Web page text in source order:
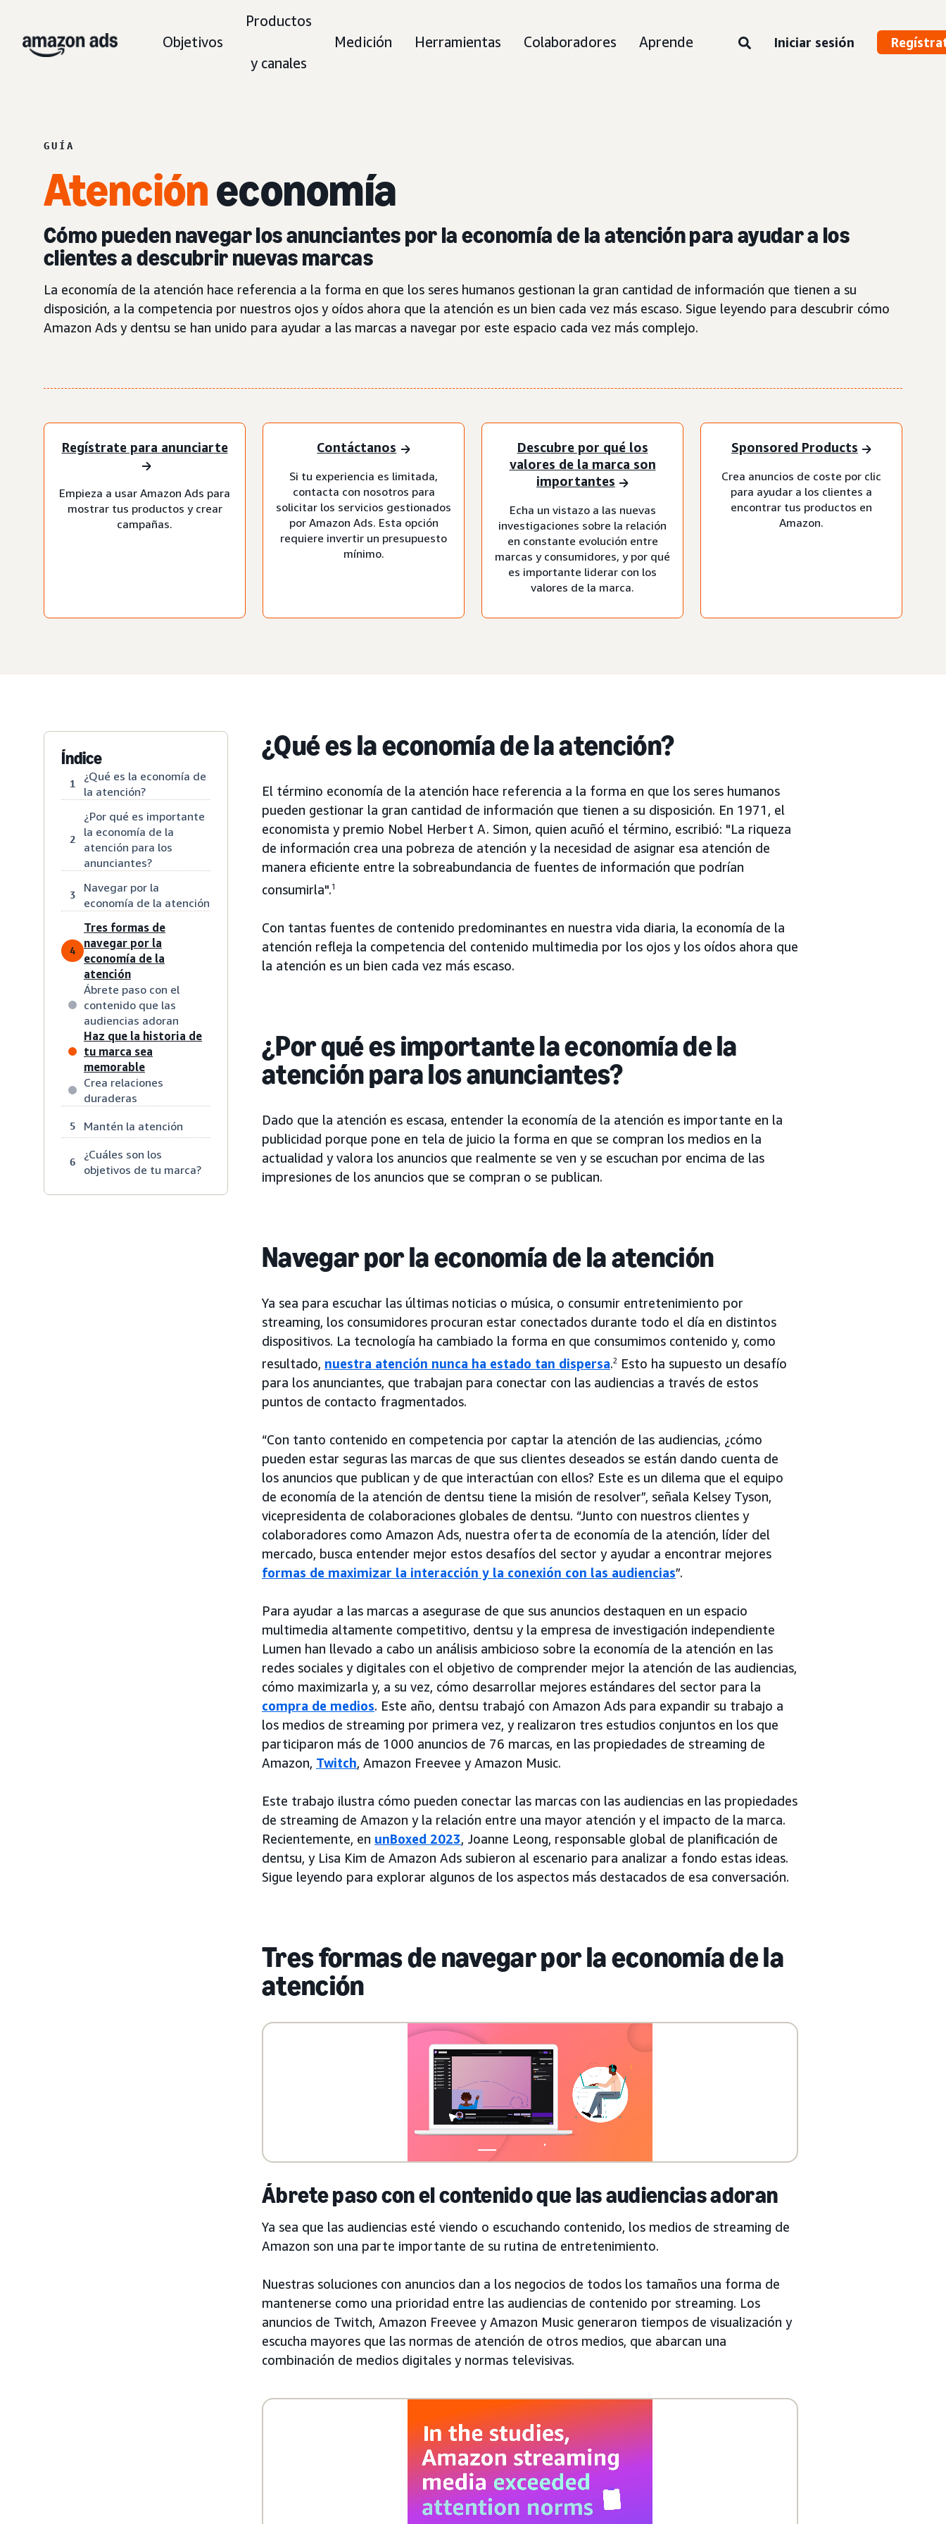
Objetivos
Productos
y canales
Medición Herramientas Colaboradores Aprende Iniciar sesión
GUÍA
Atencióneconomía
Cómo pueden navegar los anunciantes por la economía de la atención para ayudar a los
clientes a descubrir nuevas marcas
La economía de la atención hace referencia a la forma en que los seres humanos gestionan la gran cantidad de información que tienen a su
disposición, a la competencia por nuestros ojos y oídos ahora que la atención es un bien cada vez más escaso. Sigue leyendo para descubrir cómo
Amazon Ads y dentsu se han unido para ayudar a las marcas a navegar por este espacio cada vez más complejo.
Regístrate para anunciarte
Empieza a usar Amazon Ads para
mostrar tus productos y crear
campañas.
Contáctanos
Si tu experiencia es limitada,
contacta con nosotros para
solicitar los servicios gestionados
por Amazon Ads. Esta opción
requiere invertir un presupuesto
mínimo.
Descubre por qué los
valores de la marca son
importantes
Echa un vistazo a las nuevas
investigaciones sobre la relación
en constante evolución entre
marcas y consumidores, y por qué
es importante liderar con los
valores de la marca.
Sponsored Products
Crea anuncios de coste por clic
para ayudar a los clientes a
encontrar tus productos en
Amazon.
Índice
1
¿Qué es la economía de
la atención?
2
¿Por qué es importante
la economía de la
atención para los
anunciantes?
3
Navegar por la
economía de la atención
4
Tres formas de
navegar por la
economía de la
atención
Ábrete paso con el
contenido que las
audiencias adoran
Haz que la historia de
tu marca sea
memorable
Crea relaciones
duraderas
5 Mantén la atención
6
¿Cuáles son los
objetivos de tu marca?
¿Qué es la economía de la atención?
El término economía de la atención hace referencia a la forma en que los seres humanos
pueden gestionar la gran cantidad de información que tienen a su disposición. En 1971, el
economista y premio Nobel Herbert A. Simon, quien acuñó el término, escribió: "La riqueza
de información crea una pobreza de atención y la necesidad de asignar esa atención de
manera eficiente entre la sobreabundancia de fuentes de información que podrían
consumirla".1
Con tantas fuentes de contenido predominantes en nuestra vida diaria, la economía de la
atención refleja la competencia del contenido multimedia por los ojos y los oídos ahora que
la atención es un bien cada vez más escaso.
¿Por qué es importante la economía de la
atención para los anunciantes?
Dado que la atención es escasa, entender la economía de la atención es importante en la
publicidad porque pone en tela de juicio la forma en que se compran los medios en la
actualidad y valora los anuncios que realmente se ven y se escuchan por encima de las
impresiones de los anuncios que se compran o se publican.
Navegar por la economía de la atención
Ya sea para escuchar las últimas noticias o música, o consumir entretenimiento por
streaming, los consumidores procuran estar conectados durante todo el día en distintos
dispositivos. La tecnología ha cambiado la forma en que consumimos contenido y, como
resultado, nuestra atención nunca ha estado tan dispersa.2
Esto ha supuesto un desafío
para los anunciantes, que trabajan para conectar con las audiencias a través de estos
puntos de contacto fragmentados.
“Con tanto contenido en competencia por captar la atención de las audiencias, ¿cómo
pueden estar seguras las marcas de que sus clientes deseados se están dando cuenta de
los anuncios que publican y de que interactúan con ellos? Este es un dilema que el equipo
de economía de la atención de dentsu tiene la misión de resolver”, señala Kelsey Tyson,
vicepresidenta de colaboraciones globales de dentsu. “Junto con nuestros clientes y
colaboradores como Amazon Ads, nuestra oferta de economía de la atención, líder del
mercado, busca entender mejor estos desafíos del sector y ayudar a encontrar mejores
formas de maximizar la interacción y la conexión con las audiencias”.
Para ayudar a las marcas a asegurase de que sus anuncios destaquen en un espacio
multimedia altamente competitivo, dentsu y la empresa de investigación independiente
Lumen han llevado a cabo un análisis ambicioso sobre la economía de la atención en las
redes sociales y digitales con el objetivo de comprender mejor la atención de las audiencias,
cómo maximizarla y, a su vez, cómo desarrollar mejores estándares del sector para la
compra de medios. Este año, dentsu trabajó con Amazon Ads para expandir su trabajo a
los medios de streaming por primera vez, y realizaron tres estudios conjuntos en los que
participaron más de 1000 anuncios de 76 marcas, en las propiedades de streaming de
Amazon, Twitch, Amazon Freevee y Amazon Music.
Este trabajo ilustra cómo pueden conectar las marcas con las audiencias en las propiedades
de streaming de Amazon y la relación entre una mayor atención y el impacto de la marca.
Recientemente, en unBoxed 2023, Joanne Leong, responsable global de planificación de
dentsu, y Lisa Kim de Amazon Ads subieron al escenario para analizar a fondo estas ideas.
Sigue leyendo para explorar algunos de los aspectos más destacados de esa conversación.
Tres formas de navegar por la economía de la
atención
Ábrete paso con el contenido que las audiencias adoran
Ya sea que las audiencias esté viendo o escuchando contenido, los medios de streaming de
Amazon son una parte importante de su rutina de entretenimiento.
Nuestras soluciones con anuncios dan a los negocios de todos los tamaños una forma de
mantenerse como una prioridad entre las audiencias de contenido por streaming. Los
anuncios de Twitch, Amazon Freevee y Amazon Music generaron tiempos de visualización y
escucha mayores que las normas de atención de otros medios, que abarcan una
combinación de medios digitales y normas televisivas.